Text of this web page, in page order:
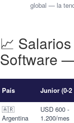
global — la
📈
Software
País Junior (0-2
🇦🇷
Argentina
USD 600 -
1.200/mes